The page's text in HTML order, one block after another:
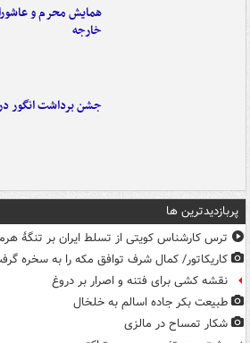
همایش محرم و عاشورا
خارجه
جشن برداشت انگور
پربازدیدترین ها
ترس کارشناس کویتی از تسلط ایران بر تنگۀ
کاریکاتور/ کمال شرف توافق مکه را به سخره
نقشه کشی برای فتنه و اصرار بر دروغ
طبیعت بکر جاده اسالم به خلخال
شکار تمساح در مالزی